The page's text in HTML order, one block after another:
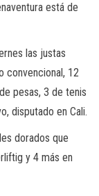
está de
las justas
convencional, 12
pesas, 3 de tenis
disputado en Cali.
dorados que
y 4 más en